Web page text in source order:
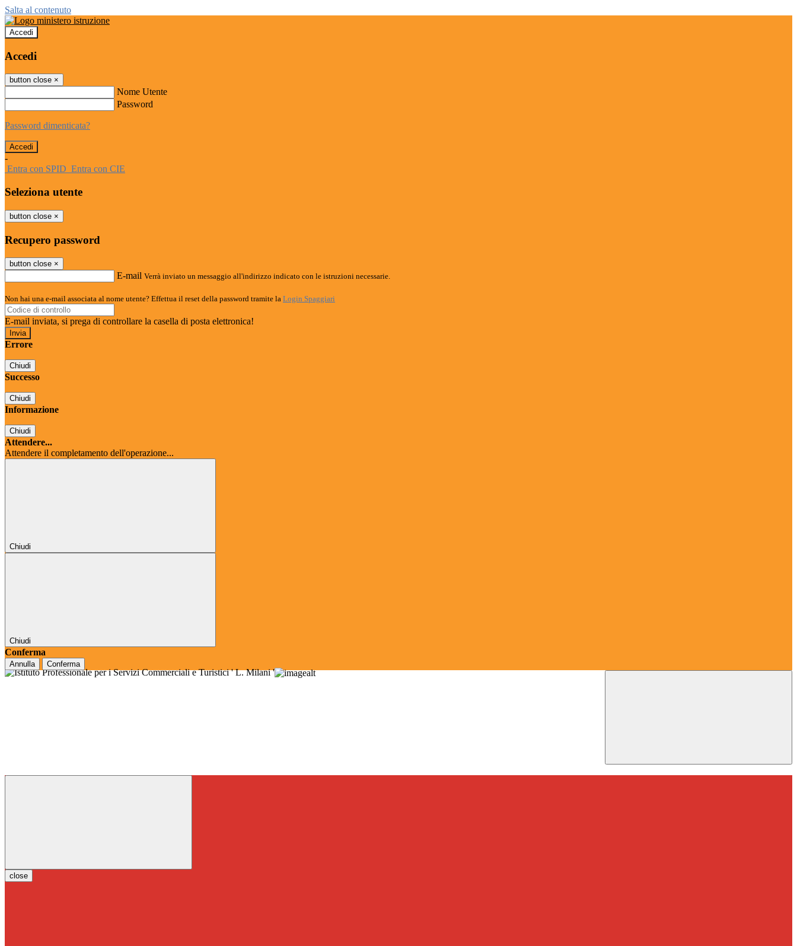
Salta al contenuto
Accedi
Accedi
button close ×
Nome Utente
Password
Password dimenticata?
-
Entra con SPID Entra con CIE
Seleziona utente
button close ×
Recupero password
button close ×
E-mail Verrà inviato un messaggio all'indirizzo indicato con le istruzioni necessarie.
Non hai una e-mail associata al nome utente? Effettua il reset della password tramite la Login Spaggiari
E-mail inviata, si prega di controllare la casella di posta elettronica!
Errore
Chiudi
Successo
Chiudi
Informazione
Chiudi
Attendere...
Attendere il completamento dell'operazione...
Chiudi
Chiudi
Conferma
Annulla Conferma
close